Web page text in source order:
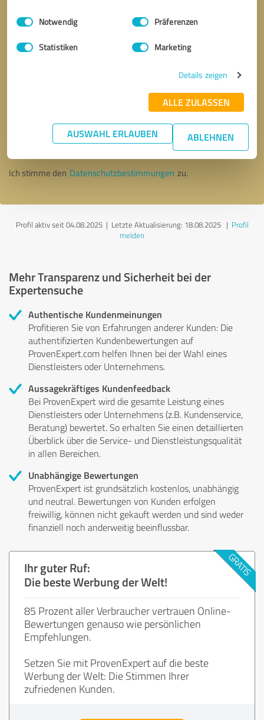
Impressum Datenschutzbestimmungen
Einwilligungsauswahl
Notwendig Präferenzen
Statistiken Marketing
Details zeigen
ALLE ZULASSEN
AUSWAHL ERLAUBEN ABLEHNEN
* Erforderliche Angaben
Nachricht senden
Ich stimme den Datenschutzbestimmungen zu.
Profil aktiv seit 04.08.2025 | Letzte Aktualisierung: 18.08.2025| Profil
melden
Mehr Transparenz und Sicherheit bei der
Expertensuche
Authentische Kundenmeinungen
Profitieren Sie von Erfahrungen anderer Kunden: Die
authentifizierten Kundenbewertungen auf
ProvenExpert.com helfen Ihnen bei der Wahl eines
Dienstleisters oder Unternehmens.
Aussagekräftiges Kundenfeedback
Bei ProvenExpert wird die gesamte Leistung eines
Dienstleisters oder Unternehmens (z.B. Kundenservice,
Beratung) bewertet. So erhalten Sie einen detaillierten
Überblick über die Service- und Dienstleistungsqualität
in allen Bereichen.
Unabhängige Bewertungen
ProvenExpert ist grundsätzlich kostenlos, unabhängig
und neutral. Bewertungen von Kunden erfolgen
freiwillig, können nicht gekauft werden und sind weder
finanziell noch anderweitig beeinflussbar.
Ihr guter Ruf:
Die beste Werbung der Welt!
85 Prozent aller Verbraucher vertrauen Online-
Bewertungen genauso wie persönlichen
Empfehlungen.
Setzen Sie mit ProvenExpert auf die beste
Werbung der Welt: Die Stimmen Ihrer
zufriedenen Kunden.